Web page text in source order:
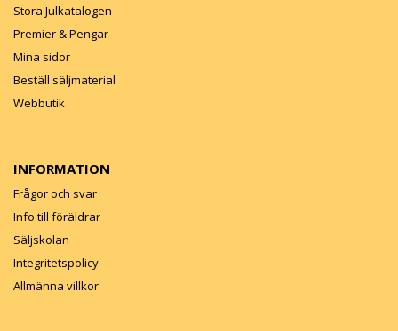
Stora Julkatalogen
Premier & Pengar
Mina sidor
Beställ säljmaterial
Webbutik
INFORMATION
Frågor och svar
Info till föräldrar
Säljskolan
Integritetspolicy
Allmänna villkor